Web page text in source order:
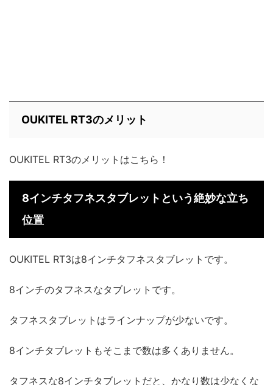
OUKITEL RT3のメリット
OUKITEL RT3のメリットはこちら！
8インチタフネスタブレットという絶妙な立ち
位置
OUKITEL RT3は8インチタフネスタブレットです。
8インチのタフネスなタブレットです。
タフネスタブレットはラインナップが少ないです。
8インチタブレットもそこまで数は多くありません。
タフネスな8インチタブレットだと、かなり数は少なくな